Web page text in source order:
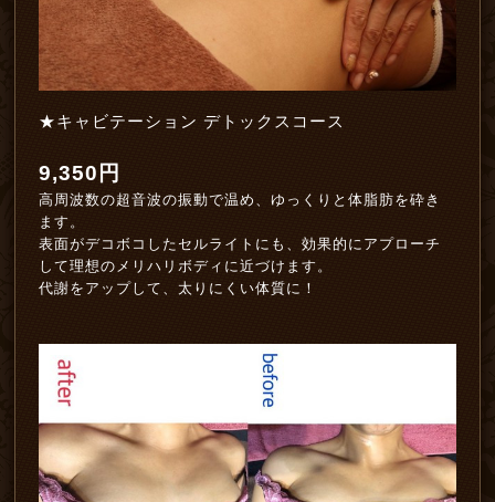
★キャビテーション デトックスコース
9,350円
高周波数の超音波の振動で温め、ゆっくりと体脂肪を砕き
ます。
表面がデコボコしたセルライトにも、効果的にアプローチ
して理想のメリハリボディに近づけます。
代謝をアップして、太りにくい体質に！